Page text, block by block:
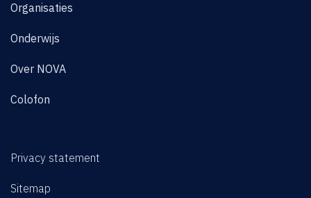
Organisaties
Onderwijs
Over NOVA
Colofon
Privacy statement
Sitemap